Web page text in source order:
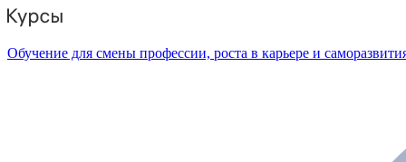
Обучение для смены профессии, роста в карьере и